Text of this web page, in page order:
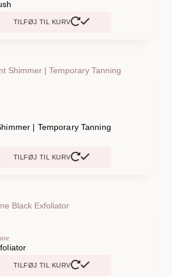
TILFØJ TIL KURV
| Temporary Tanning
TILFØJ TIL KURV
TILFØJ TIL KURV